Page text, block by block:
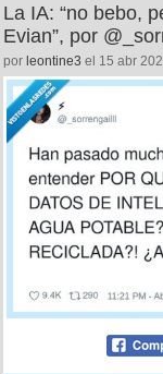
La IA: “no bebo,
Evian”, por
por leontine3 el 15 abr